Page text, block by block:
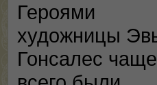
Героями
художницы
Гонсалес чаще